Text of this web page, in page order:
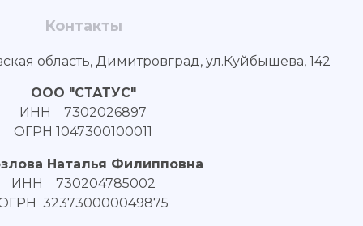
Контакты
область, Димитровград, ул.Куйбышева, 142
ООО "СТАТУС"
ИНН 7302026897
ОГРН 1047300100011
Наталья Филипповна
ИНН 730204785002
323730000049875